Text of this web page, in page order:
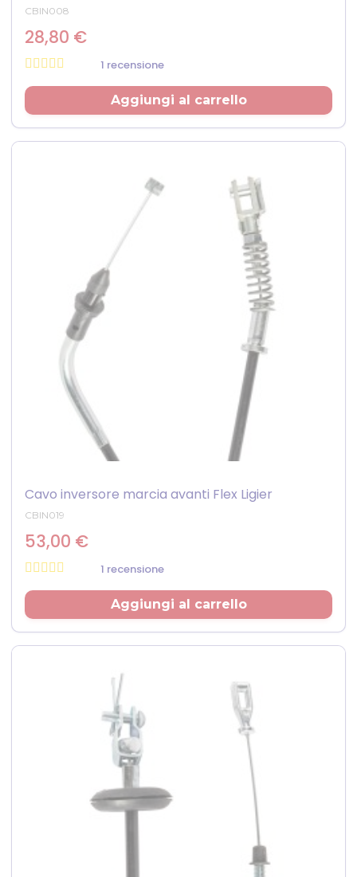
CBIN008
28,80 €
1 recensione
Prezzo
Aggiungi al carrello
Cavo inversore marcia avanti Flex Ligier
CBIN019
53,00 €
1 recensione
Prezzo
Aggiungi al carrello